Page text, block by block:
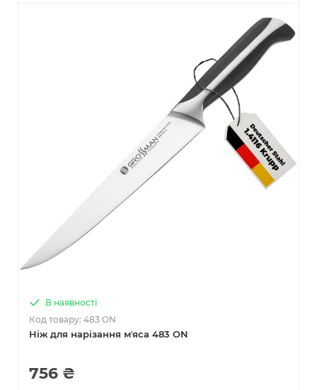
Ніж для нарізання мʼяса 483 ON
В наявності
Код товару: 483 ON
756 ₴